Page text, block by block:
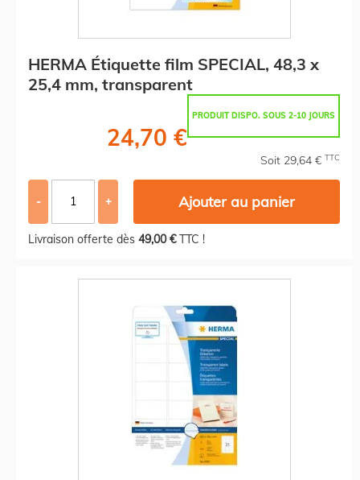
HERMA Étiquette film SPECIAL, 48,3 x
25,4 mm, transparent
PRODUIT DISPO. SOUS 2-10 JOURS
24,70 €
Soit 29,64 € TTC
- + Ajouter au panier
Livraison offerte dès 49,00 €TTC !